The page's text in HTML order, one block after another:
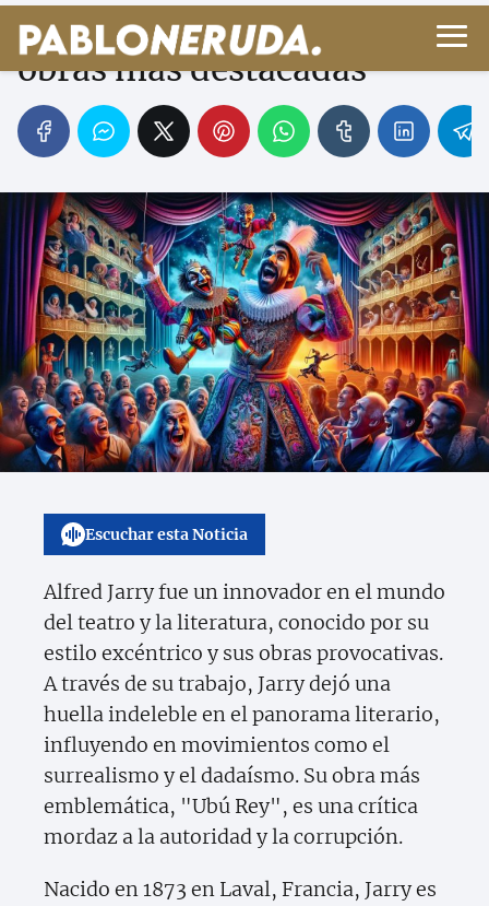
Alfred Jarry: biografía y
obras más destacadas
Escuchar esta Noticia
Alfred Jarry fue un innovador en el mundo
del teatro y la literatura, conocido por su
estilo excéntrico y sus obras provocativas.
A través de su trabajo, Jarry dejó una
huella indeleble en el panorama literario,
influyendo en movimientos como el
surrealismo y el dadaísmo. Su obra más
emblemática, "Ubú Rey", es una crítica
mordaz a la autoridad y la corrupción.
Nacido en 1873 en Laval, Francia, Jarry es